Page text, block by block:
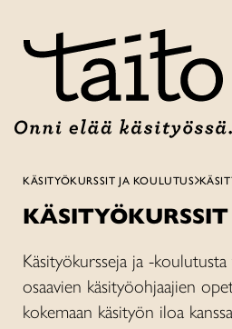
KÄSITYÖKURSSIT JA KOULUTUS
KÄSITYÖKURSSIT
Käsityökursseja ja -
osaavien käsityöohjaajien
kokemaan käsityön iloa